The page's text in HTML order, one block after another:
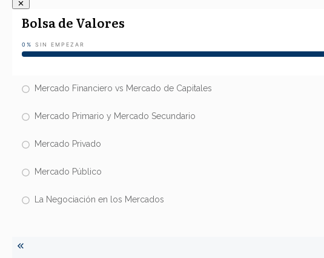
Bolsa de Valores
0% SIN EMPEZAR
Mercado Financiero vs Mercado de Capitales
Mercado Primario y Mercado Secundario
Mercado Privado
Mercado Público
La Negociación en los Mercados